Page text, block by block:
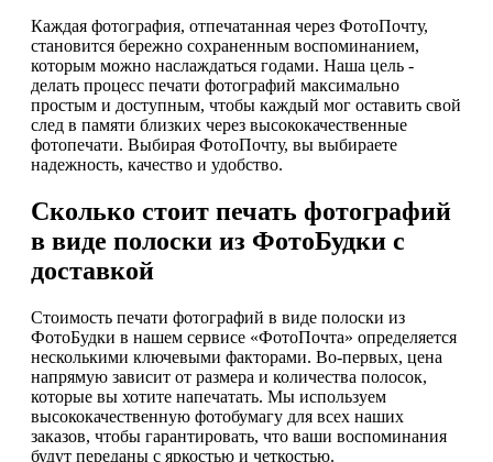
Каждая фотография, отпечатанная через ФотоПочту,
становится бережно сохраненным воспоминанием,
которым можно наслаждаться годами. Наша цель -
делать процесс печати фотографий максимально
простым и доступным, чтобы каждый мог оставить свой
след в памяти близких через высококачественные
фотопечати. Выбирая ФотоПочту, вы выбираете
надежность, качество и удобство.
Сколько стоит печать фотографий
в виде полоски из ФотоБудки с
доставкой
Стоимость печати фотографий в виде полоски из
ФотоБудки в нашем сервисе «ФотоПочта» определяется
несколькими ключевыми факторами. Во-первых, цена
напрямую зависит от размера и количества полосок,
которые вы хотите напечатать. Мы используем
высококачественную фотобумагу для всех наших
заказов, чтобы гарантировать, что ваши воспоминания
будут переданы с яркостью и четкостью.